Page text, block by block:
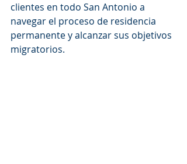
clientes en todo San Antonio a
navegar el proceso de residencia
permanente y alcanzar sus objetivos
migratorios.